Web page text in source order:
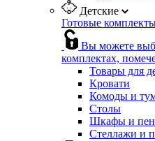
Детские
Готовые
Вы можете
комплектах,
Товары для
Кровати
Комоды и
Столы
Шкафы и
Стеллажи и